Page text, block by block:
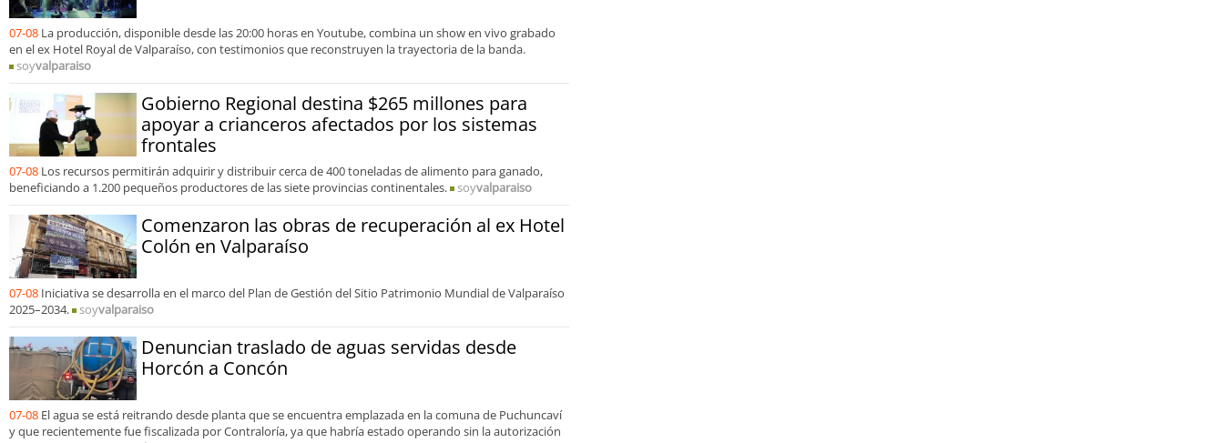
07-08 La producción, disponible desde las 20:00 horas en Youtube, combina un show en vivo grabado
en el ex Hotel Royal de Valparaíso, con testimonios que reconstruyen la trayectoria de la banda.
soyvalparaiso
Gobierno Regional destina $265 millones para
apoyar a crianceros afectados por los sistemas
frontales
07-08 Los recursos permitirán adquirir y distribuir cerca de 400 toneladas de alimento para ganado,
beneficiando a 1.200 pequeños productores de las siete provincias continentales.
soyvalparaiso
Comenzaron las obras de recuperación al ex Hotel
Colón en Valparaíso
07-08 Iniciativa se desarrolla en el marco del Plan de Gestión del Sitio Patrimonio Mundial de Valparaíso
2025–2034.
soyvalparaiso
Denuncian traslado de aguas servidas desde
Horcón a Concón
07-08 El agua se está reitrando desde planta que se encuentra emplazada en la comuna de Puchuncaví
y que recientemente fue fiscalizada por Contraloría, ya que habría estado operando sin la autorización